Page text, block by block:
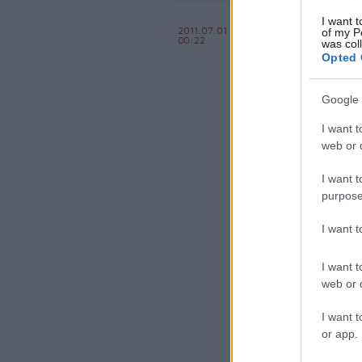
I want
of my
was
Opted
Google
I want
web or
I want
I want
I want
web or
I want
or app.
BKV figyelő.hu
2011.07.01
00:22
utas